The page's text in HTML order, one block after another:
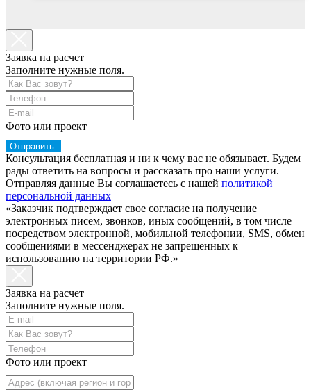
Заявка на расчет
Заполните нужные поля.
Фото или проект
Отправить.
Консультация бесплатная и ни к чему вас не обязывает. Будем
рады ответить на вопросы и рассказать про наши услуги.
Отправляя данные Вы соглашаетесь с нашей политикой
персональной данных
«Заказчик подтверждает свое согласие на получение
электронных писем, звонков, иных сообщений, в том числе
посредством электронной, мобильной телефонии, SMS, обмен
сообщениями в мессенджерах не запрещенных к
использованию на территории РФ.»
Заявка на расчет
Заполните нужные поля.
Фото или проект